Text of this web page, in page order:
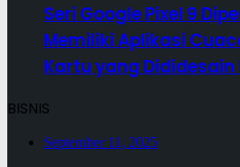
Seri Google Pixel 9
Memiliki Aplikasi
Kartu yang Dididesain
BISNIS
September 11, 2025